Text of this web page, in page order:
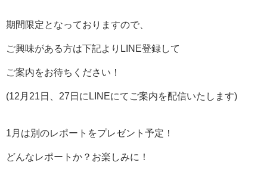
期間限定となっておりますので、
ご興味がある方は下記よりLINE登録して
ご案内をお待ちください！
(12月21日、27日にLINEにてご案内を配信いたします)
1月は別のレポートをプレゼント予定！
どんなレポートか？お楽しみに！